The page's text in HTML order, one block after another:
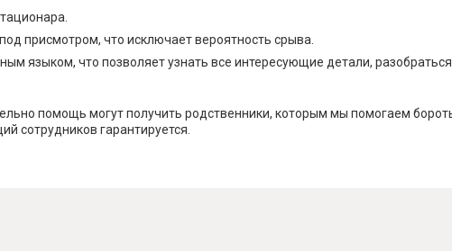
присмотром, что исключает вероятность срыва.
языком, что позволяет узнать все интересующие детали,
помощь могут получить родственники, которым мы помогаем
сотрудников гарантируется.